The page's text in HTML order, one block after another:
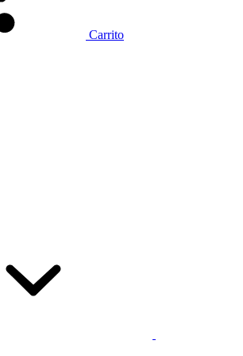
Carrito